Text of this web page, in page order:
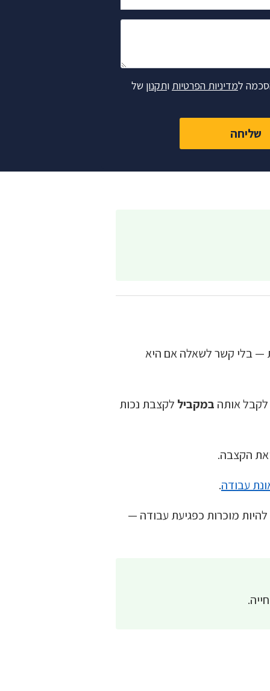
למדיניות הפרטיות ותקנון של
שליחה
— בלי קשר לשאלה אם היא
לקבל אותה במקביל לקצבת נכות
הקצבה.
עבודה.
מוכרות כפגיעת עבודה —